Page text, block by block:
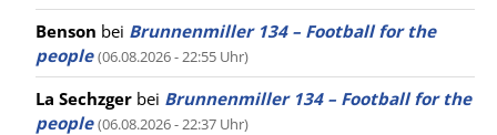
Benson bei Brunnenmiller 134 – Football for the
people (06.08.2026 - 22:55 Uhr)
La Sechzger bei Brunnenmiller 134 – Football for the
people (06.08.2026 - 22:37 Uhr)